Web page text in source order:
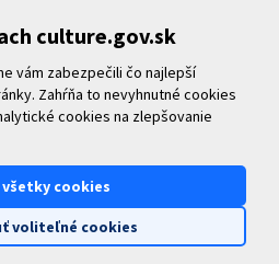
culture.gov.sk
vám zabezpečili čo najlepší
Zahŕňa to nevyhnutné cookies
cookies na zlepšovanie
cookies
voliteľné cookies